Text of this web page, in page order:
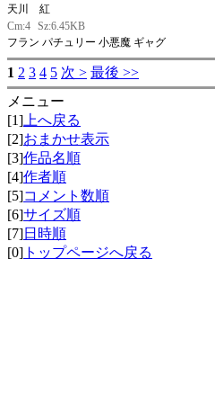
天川 紅
Cm:4 Sz:6.45KB
フラン パチュリー 小悪魔 ギャグ
1 2 3 4 5 次 > 最後 >>
メニュー
[1] 上へ戻る
[2]おまかせ表示
[3]作品名順
[4]作者順
[5]コメント数順
[6]サイズ順
[7]日時順
[0] トップページへ戻る